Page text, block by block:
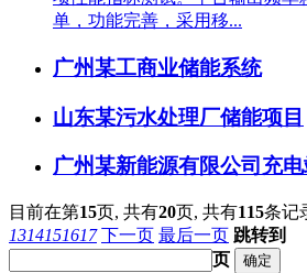
单，功能完善，采用移...
广州某工商业储能系统
山东某污水处理厂储能项目
广州某新能源有限公司充电
目前在第15页, 共有20页, 共有115条记
1314151617 下一页 最后一页 跳转到
页